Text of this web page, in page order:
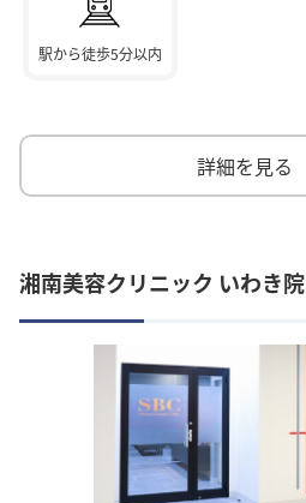
駅から徒歩5分以内
詳細を見る
湘南美容クリニック いわき院